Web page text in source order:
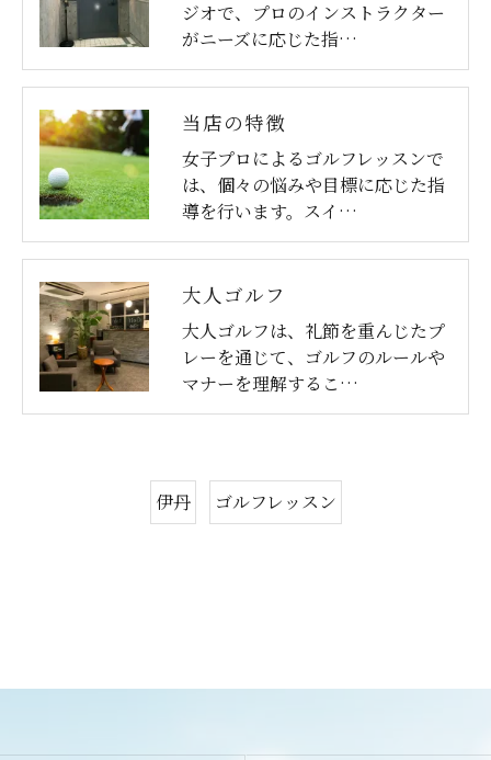
ジオで、プロのインストラクター
がニーズに応じた指…
当店の特徴
女子プロによるゴルフレッスンで
は、個々の悩みや目標に応じた指
導を行います。スイ…
大人ゴルフ
大人ゴルフは、礼節を重んじたプ
レーを通じて、ゴルフのルールや
マナーを理解するこ…
伊丹 ゴルフレッスン